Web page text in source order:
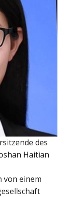
des
Haitian
von einem